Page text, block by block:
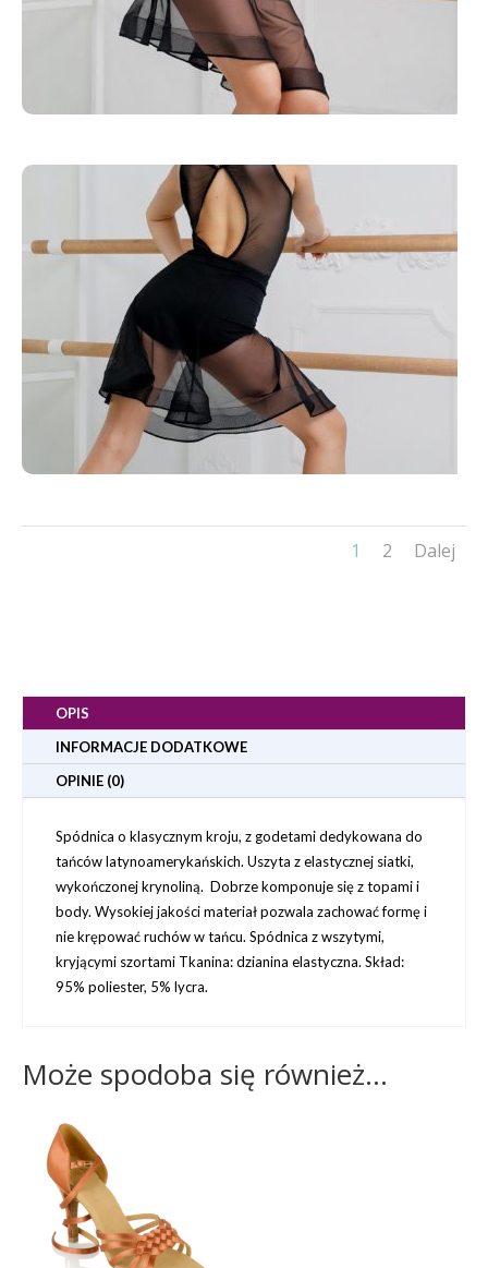
1 2 Dalej
OPIS
INFORMACJE DODATKOWE
OPINIE (0)
Spódnica o klasycznym kroju, z godetami dedykowana do
tańców latynoamerykańskich. Uszyta z elastycznej siatki,
wykończonej krynoliną. Dobrze komponuje się z topami i
body. Wysokiej jakości materiał pozwala zachować formę i
nie krępować ruchów w tańcu. Spódnica z wszytymi,
kryjącymi szortami Tkanina: dzianina elastyczna. Skład:
95% poliester, 5% lycra.
Może spodoba się również…